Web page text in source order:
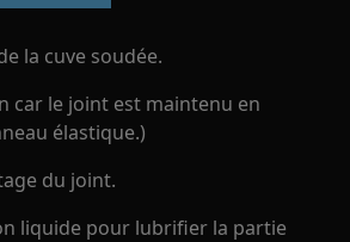
la cuve soudée.
car le joint est maintenu en
élastique.)
du joint.
liquide pour lubrifier la partie